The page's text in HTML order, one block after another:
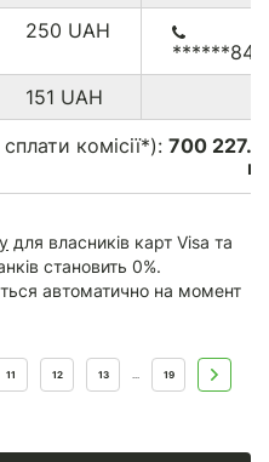
250 UAH
151 UAH
комісії*): 700
для власників карт Visa та
становить 0%.
автоматично на момент
11 12 13 ... 19